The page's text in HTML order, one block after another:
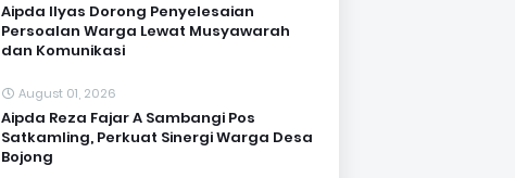
Aipda Ilyas Dorong Penyelesaian
Persoalan Warga Lewat Musyawarah
dan Komunikasi
August 01, 2026
Aipda Reza Fajar A Sambangi Pos
Satkamling, Perkuat Sinergi Warga Desa
Bojong